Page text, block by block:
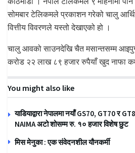
सोमबार टेलिकमले प्रकाशन गरेको चालु
वित्तीय विवरणले यस्तो देखाएको हो ।
चालु आवको साउनदेखि चैत मसान्तसम्म
करोड २२ लाख ८९ हजार रुपैयाँ खुद नाफा
You might also like
याडियाद्वारा नेपालमा नयाँ GS70, GT70 र
NAIMA अटो शोसम्म रु. १० हजार विशेष छुट
मिस मेनुका : एक संवेदनशील यौनकर्मी